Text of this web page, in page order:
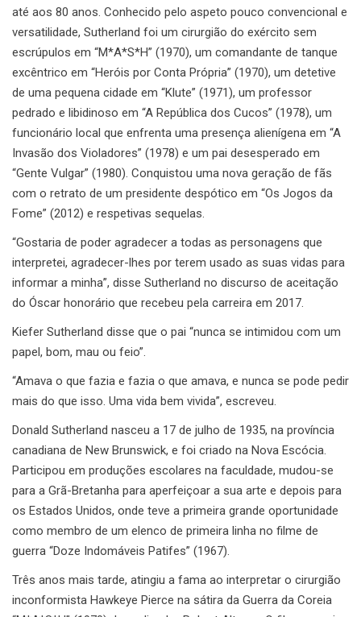
até aos 80 anos. Conhecido pelo aspeto pouco convencional e
versatilidade, Sutherland foi um cirurgião do exército sem
escrúpulos em “M*A*S*H” (1970), um comandante de tanque
excêntrico em “Heróis por Conta Própria” (1970), um detetive
de uma pequena cidade em “Klute” (1971), um professor
pedrado e libidinoso em “A República dos Cucos” (1978), um
funcionário local que enfrenta uma presença alienígena em “A
Invasão dos Violadores” (1978) e um pai desesperado em
“Gente Vulgar” (1980). Conquistou uma nova geração de fãs
com o retrato de um presidente despótico em “Os Jogos da
Fome” (2012) e respetivas sequelas.
“Gostaria de poder agradecer a todas as personagens que
interpretei, agradecer-lhes por terem usado as suas vidas para
informar a minha”, disse Sutherland no discurso de aceitação
do Óscar honorário que recebeu pela carreira em 2017.
Kiefer Sutherland disse que o pai “nunca se intimidou com um
papel, bom, mau ou feio”.
“Amava o que fazia e fazia o que amava, e nunca se pode pedir
mais do que isso. Uma vida bem vivida”, escreveu.
Donald Sutherland nasceu a 17 de julho de 1935, na província
canadiana de New Brunswick, e foi criado na Nova Escócia.
Participou em produções escolares na faculdade, mudou-se
para a Grã-Bretanha para aperfeiçoar a sua arte e depois para
os Estados Unidos, onde teve a primeira grande oportunidade
como membro de um elenco de primeira linha no filme de
guerra “Doze Indomáveis Patifes” (1967).
Três anos mais tarde, atingiu a fama ao interpretar o cirurgião
inconformista Hawkeye Pierce na sátira da Guerra da Coreia